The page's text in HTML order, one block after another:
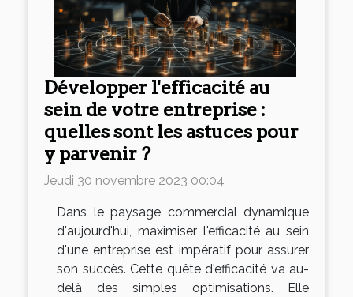
Développer l'efficacité au
sein de votre entreprise :
quelles sont les astuces pour
y parvenir ?
Jeudi 30 novembre 2023 00:04
Dans le paysage commercial dynamique
d'aujourd'hui, maximiser l'efficacité au sein
d'une entreprise est impératif pour assurer
son succès. Cette quête d'efficacité va au-
delà des simples optimisations. Elle